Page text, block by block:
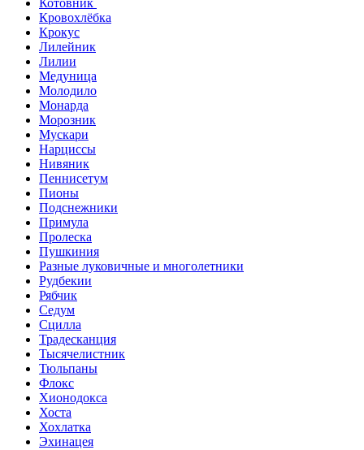
Котовник
Кровохлёбка
Крокус
Лилейник
Лилии
Медуница
Молодило
Монарда
Морозник
Мускари
Нарциссы
Нивяник
Пеннисетум
Пионы
Подснежники
Примула
Пролеска
Пушкиния
Разные луковичные и многолетники
Рудбекии
Рябчик
Седум
Сцилла
Традесканция
Тысячелистник
Тюльпаны
Флокс
Хионодокса
Хоста
Хохлатка
Эхинацея